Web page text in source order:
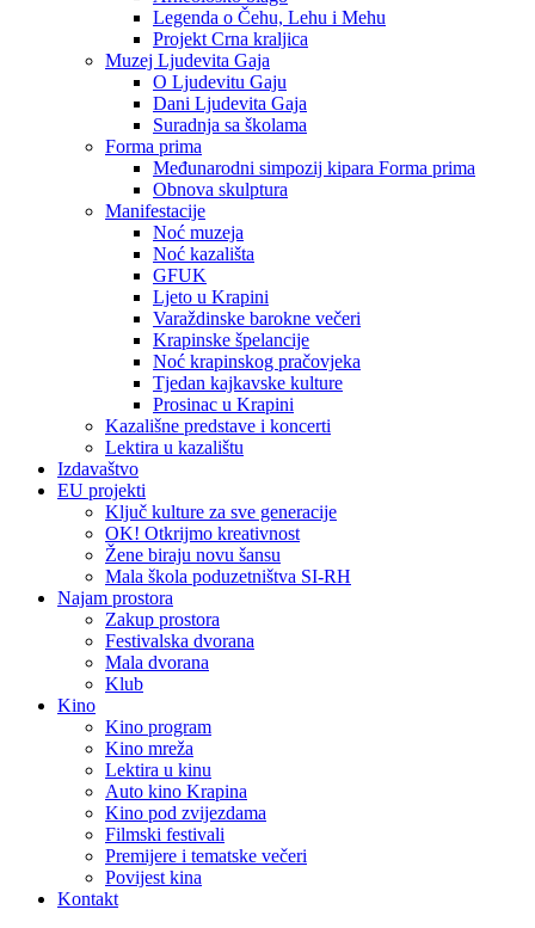
Legenda o Čehu, Lehu i Mehu
Projekt Crna kraljica
Muzej Ljudevita Gaja
O Ljudevitu Gaju
Dani Ljudevita Gaja
Suradnja sa školama
Forma prima
Međunarodni simpozij kipara Forma prima
Obnova skulptura
Manifestacije
Noć muzeja
Noć kazališta
GFUK
Ljeto u Krapini
Varaždinske barokne večeri
Krapinske špelancije
Noć krapinskog pračovjeka
Tjedan kajkavske kulture
Prosinac u Krapini
Kazališne predstave i koncerti
Lektira u kazalištu
Izdavaštvo
EU projekti
Ključ kulture za sve generacije
OK! Otkrijmo kreativnost
Žene biraju novu šansu
Mala škola poduzetništva SI-RH
Najam prostora
Zakup prostora
Festivalska dvorana
Mala dvorana
Klub
Kino
Kino program
Kino mreža
Lektira u kinu
Auto kino Krapina
Kino pod zvijezdama
Filmski festivali
Premijere i tematske večeri
Povijest kina
Kontakt